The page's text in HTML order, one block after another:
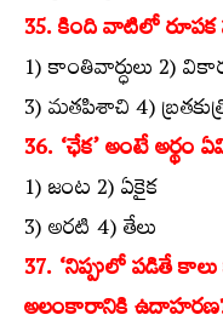
35. కింది వాటిలో
1) కాంతివార్ధులు 2) వికార
3) మతపిశాచి 4)
36. ‘ఛేక’ అంటే అర్థం
1) జంట 2) ఏకైక
3) అరటి 4) తేలు
37. ‘నిప్పులో పడితే
అలంకారానికి